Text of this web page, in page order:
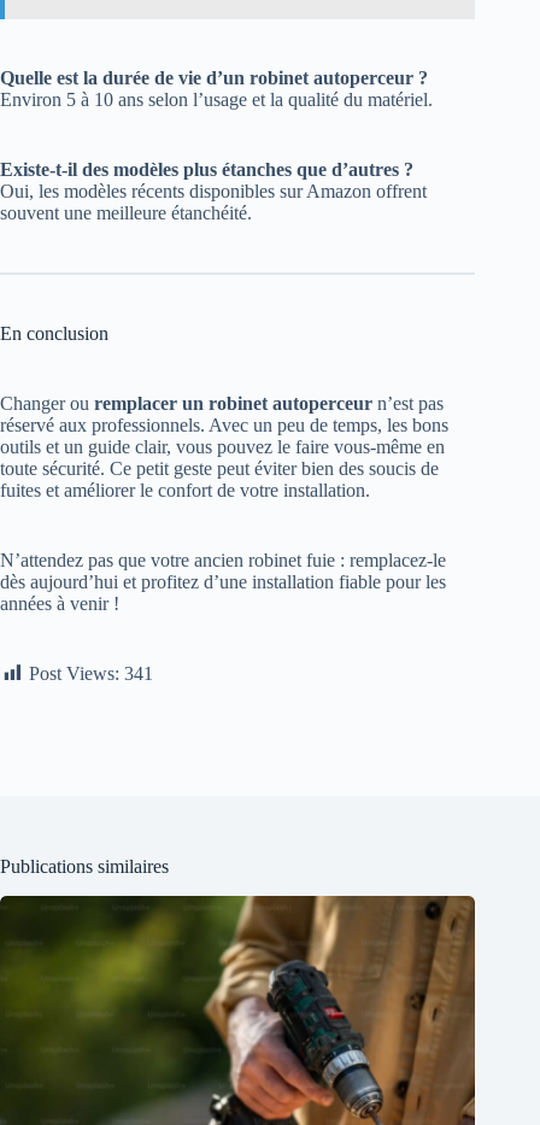
Quelle est la durée de vie d’un robinet autoperceur ?
Environ 5 à 10 ans selon l’usage et la qualité du matériel.
Existe-t-il des modèles plus étanches que d’autres ?
Oui, les modèles récents disponibles sur Amazon offrent
souvent une meilleure étanchéité.
En conclusion
Changer ou remplacer un robinet autoperceur n’est pas
réservé aux professionnels. Avec un peu de temps, les bons
outils et un guide clair, vous pouvez le faire vous-même en
toute sécurité. Ce petit geste peut éviter bien des soucis de
fuites et améliorer le confort de votre installation.
N’attendez pas que votre ancien robinet fuie : remplacez-le
dès aujourd’hui et profitez d’une installation fiable pour les
années à venir !
Post Views: 341
Publications similaires